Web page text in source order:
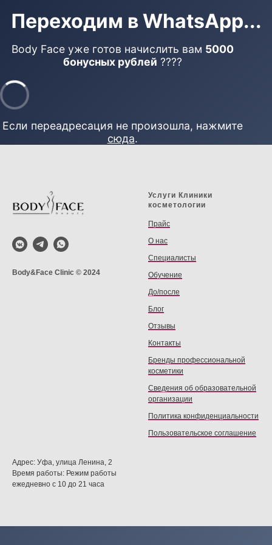
Переходим в WhatsApp...
Body Face уже готов начислить вам 5000
бонусных рублей ????
Если переадресация не произошла, нажмите
сюда.
Body&Face Clinic © 2024
Услуги Клиники
косметологии
Прайс
О нас
Специалисты
Обучение
До/после
Блог
Отзывы
Контакты
Бренды профессиональной
косметики
Сведения об образовательной
организации
Политика конфиденциальности
Пользовательское соглашение
Адрес: Уфа, улица Ленина, 2
Время работы: Режим работы
ежедневно с 10 до 21 часа